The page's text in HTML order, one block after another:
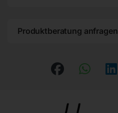
Produktberatung anfragen